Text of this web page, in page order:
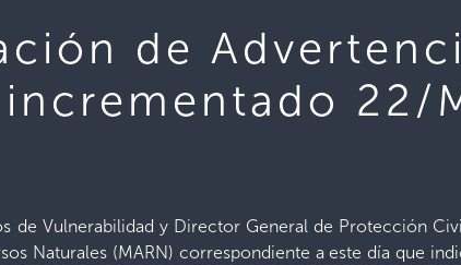
de
22/
de Vulnerabilidad y Director General de Protección
Naturales (MARN) correspondiente a este día que